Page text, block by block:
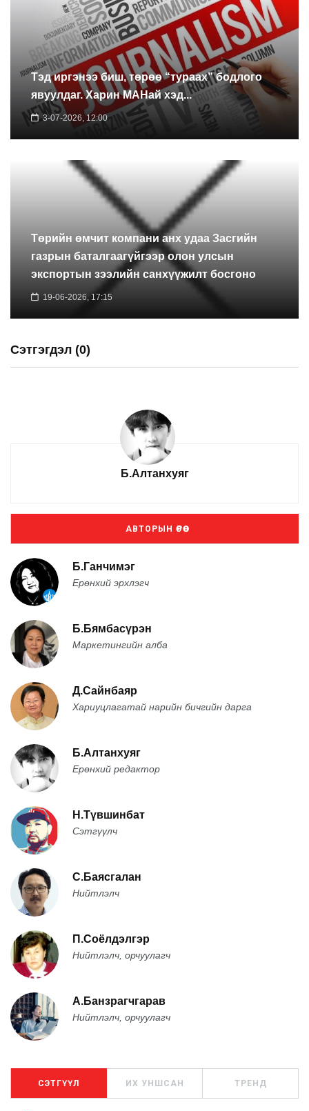
Тэд иргэнээ биш, төрөө “тураах” бодлого
явуулдаг. Харин МАНай хэд...
3-07-2026, 12:00
Төрийн өмчит компани анх удаа Засгийн
газрын баталгаагүйгээр олон улсын
экспортын зээлийн санхүүжилт босгоно
19-06-2026, 17:15
Сэтгэгдэл (0)
Б.Алтанхуяг
АВТОРЫН ӨРӨӨ
Б.Ганчимэг
Ерөнхий эрхлэгч
Б.Бямбасүрэн
Маркетингийн алба
Д.Сайнбаяр
Хариуцлагатай нарийн бичгийн дарга
Б.Алтанхуяг
Ерөнхий редактор
Н.Түвшинбат
Сэтгүүлч
С.Баясгалан
Нийтлэлч
П.Соёлдэлгэр
Нийтлэлч, орчуулагч
А.Банзрагчгарав
Нийтлэлч, орчуулагч
СЭТГҮҮЛ ИХ УНШСАН ТРЕНД